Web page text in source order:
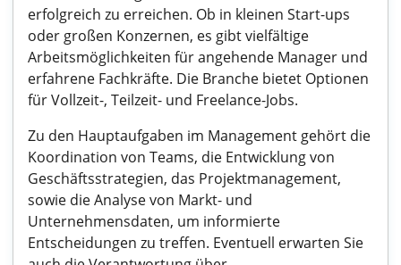
erfolgreich zu erreichen. Ob in kleinen Start-ups
oder großen Konzernen, es gibt vielfältige
Arbeitsmöglichkeiten für angehende Manager und
erfahrene Fachkräfte. Die Branche bietet Optionen
für Vollzeit-, Teilzeit- und Freelance-Jobs.
Zu den Hauptaufgaben im Management gehört die
Koordination von Teams, die Entwicklung von
Geschäftsstrategien, das Projektmanagement,
sowie die Analyse von Markt- und
Unternehmensdaten, um informierte
Entscheidungen zu treffen. Eventuell erwarten Sie